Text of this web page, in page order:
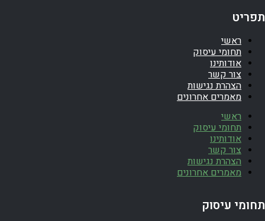
תפריט
ראשי
תחומי עיסוק
אודותינו
צור קשר
הצהרת נגישות
מאמרים אחרונים
ראשי
תחומי עיסוק
אודותינו
צור קשר
הצהרת נגישות
מאמרים אחרונים
תחומי עיסוק